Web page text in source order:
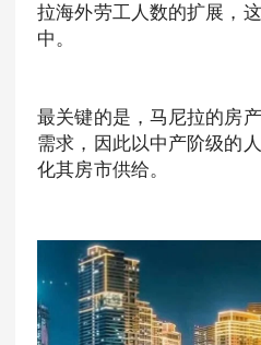
拉海外劳工人数的扩展，
中。
最关键的是，马尼拉的房
需求，因此以中产阶级的
化其房市供给。